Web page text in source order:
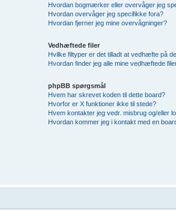
Hvordan bogmærker eller overvåger jeg
Hvordan overvåger jeg specifikke fora?
Hvordan fjerner jeg mine overvågninger?
Vedhæftede filer
Hvilke filtyper er det tilladt at vedhæfte på
Hvordan finder jeg alle mine vedhæftede
phpBB spørgsmål
Hvem har skrevet koden til dette board?
Hvorfor er X funktioner ikke til stede?
Hvem kontakter jeg vedr. misbrug og/eller
Hvordan kommer jeg i kontakt med en